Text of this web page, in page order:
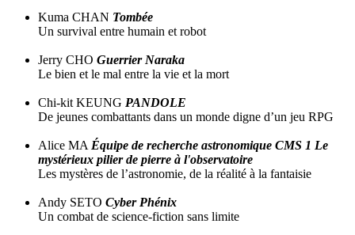
Kuma CHAN Tombée
Un survival entre humain et robot
Jerry CHO Guerrier Naraka
Le bien et le mal entre la vie et la mort
Chi-kit KEUNG PANDOLE
De jeunes combattants dans un monde digne d’un jeu RPG
Alice MA Équipe de recherche astronomique CMS 1 Le
mystérieux pilier de pierre à l'observatoire
Les mystères de l’astronomie, de la réalité à la fantaisie
Andy SETO Cyber Phénix
Un combat de science-fiction sans limite